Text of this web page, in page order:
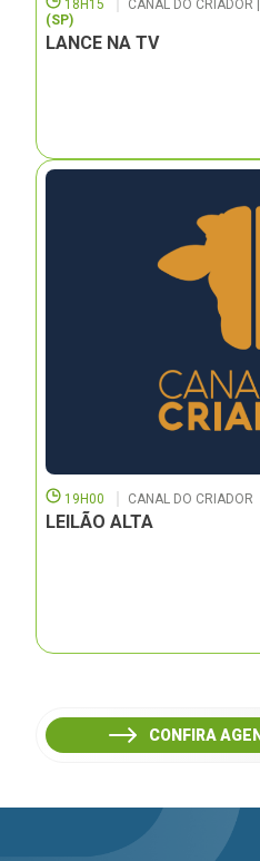
18H15 CANAL DO CRIADOR
(SP)
LANCE NA TV
19H00 CANAL DO CRIADOR
LEILÃO ALTA
CONFIRA